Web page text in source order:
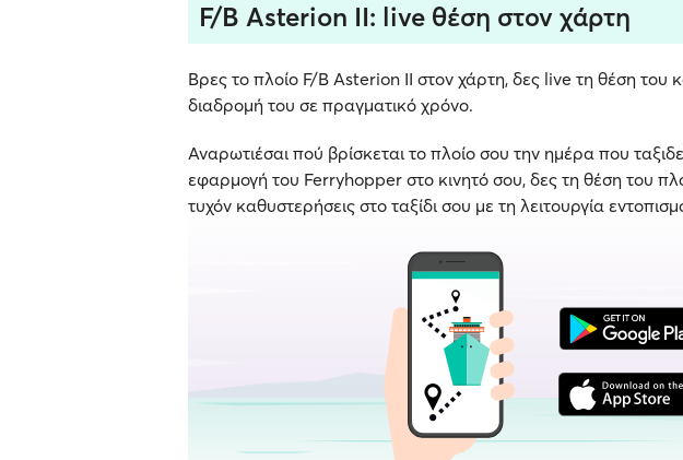
F/B Asterion II: live θέση στον χάρτη
Βρες το πλοίο F/B Asterion II στον χάρτη, δες live τη θέση του
διαδρομή του σε πραγματικό χρόνο.
Αναρωτιέσαι πού βρίσκεται το πλοίο σου την ημέρα που
εφαρμογή του Ferryhopper στο κινητό σου, δες τη θέση του
τυχόν καθυστερήσεις στο ταξίδι σου με τη λειτουργία